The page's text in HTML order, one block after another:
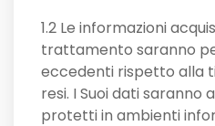
1.2 Le informazioni
trattamento saranno
eccedenti rispetto alla
resi. I Suoi dati saranno
protetti in ambienti